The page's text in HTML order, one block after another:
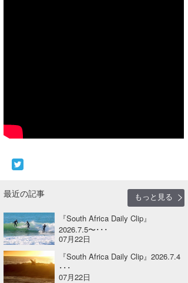
最近の記事
もっと見る
『South Africa Daily Clip』
2026.7.5〜･･･
07月22日
『South Africa Daily Clip』2026.7.4
･･･
07月22日
Yasunari Inoue
Yoshiyuki Obata
arukasvision
DELTA FORCE SURF
Colors MAGAZINE
WAVAL
福島寿実子
中浦“JET”章
嵯峨明日香
進士剛光
波伝説スタッフ
☆加藤
+☆maki☆+
Aichan
波伝説